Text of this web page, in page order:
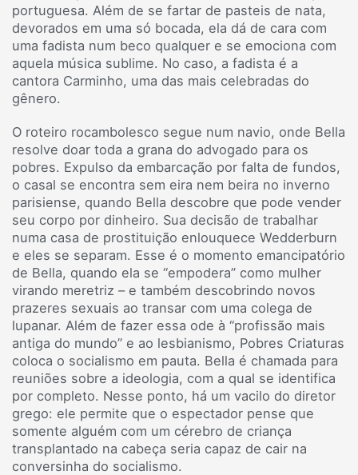
portuguesa. Além de se fartar de pasteis de nata,
devorados em uma só bocada, ela dá de cara com
uma fadista num beco qualquer e se emociona com
aquela música sublime. No caso, a fadista é a
cantora Carminho, uma das mais celebradas do
gênero.
O roteiro rocambolesco segue num navio, onde Bella
resolve doar toda a grana do advogado para os
pobres. Expulso da embarcação por falta de fundos,
o casal se encontra sem eira nem beira no inverno
parisiense, quando Bella descobre que pode vender
seu corpo por dinheiro. Sua decisão de trabalhar
numa casa de prostituição enlouquece Wedderburn
e eles se separam. Esse é o momento emancipatório
de Bella, quando ela se “empodera” como mulher
virando meretriz – e também descobrindo novos
prazeres sexuais ao transar com uma colega de
lupanar. Além de fazer essa ode à “profissão mais
antiga do mundo” e ao lesbianismo, Pobres Criaturas
coloca o socialismo em pauta. Bella é chamada para
reuniões sobre a ideologia, com a qual se identifica
por completo. Nesse ponto, há um vacilo do diretor
grego: ele permite que o espectador pense que
somente alguém com um cérebro de criança
transplantado na cabeça seria capaz de cair na
conversinha do socialismo.